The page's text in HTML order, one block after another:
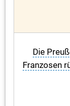
Die
Franzosen